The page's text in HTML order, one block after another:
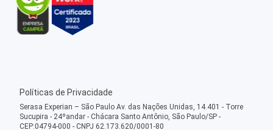
Políticas de Privacidade
Serasa Experian – São Paulo Av. das Nações Unidas, 14.401 - Torre
Sucupira - 24ºandar - Chácara Santo Antônio, São Paulo/SP -
CEP:04794-000 - CNPJ 62.173.620/0001-80